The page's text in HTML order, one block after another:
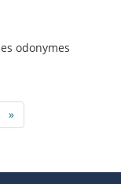
odonymes
»